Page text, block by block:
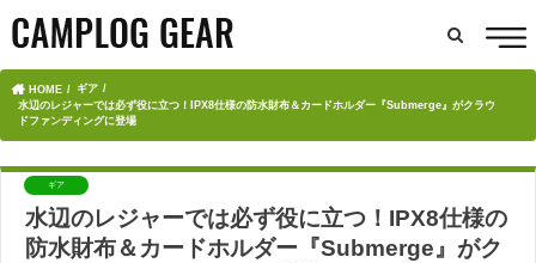
HOME
ギア
水辺のレジャーでは必ず役に立つ！IPX8仕様の防水財布＆カードホルダー『Submerge』がクラウ
ドファンディングに登場
ギア
水辺のレジャーでは必ず役に立つ！IPX8仕様の
防水財布＆カードホルダー『Submerge』がク